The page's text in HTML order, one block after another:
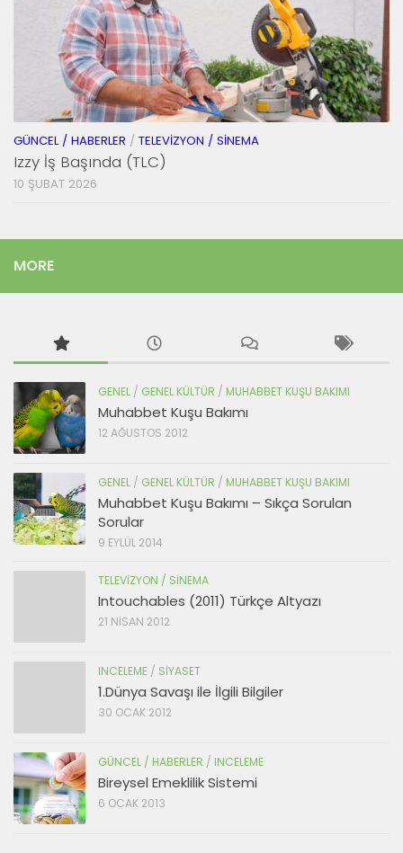
GÜNCEL / HABERLER / TELEVIZYON / SINEMA
Izzy İş Başında (TLC)
10 ŞUBAT 2026
MORE
GENEL / GENEL KÜLTÜR / MUHABBET KUŞU BAKIMI
Muhabbet Kuşu Bakımı
12 AĞUSTOS 2012
GENEL / GENEL KÜLTÜR / MUHABBET KUŞU BAKIMI
Muhabbet Kuşu Bakımı – Sıkça Sorulan
Sorular
9 EYLÜL 2014
TELEVIZYON / SINEMA
Intouchables (2011) Türkçe Altyazı
21 NISAN 2012
INCELEME / SIYASET
1.Dünya Savaşı ile İlgili Bilgiler
30 OCAK 2012
GÜNCEL / HABERLER / INCELEME
Bireysel Emeklilik Sistemi
6 OCAK 2013